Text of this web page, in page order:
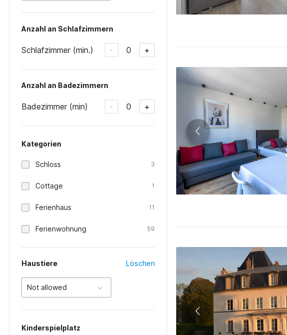
Anzahl an Schlafzimmern
Schlafzimmer (min.) - 0 +
Anzahl an Badezimmern
Badezimmer (min) - 0 +
Kategorien
Schloss 3
Cottage 1
Ferienhaus 11
Ferienwohnung 59
Haustiere Löschen
Not allowed
Kinderspielplatz